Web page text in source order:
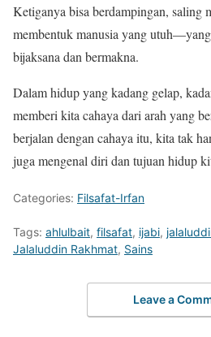
Ketiganya bisa berdampingan, saling
membentuk manusia yang
bijaksana dan bermakna.
Dalam hidup yang kadang gelap,
memberi kita cahaya dari arah yang
berjalan dengan cahaya itu, kita tak
juga mengenal diri dan tujuan hidup
Categories: Filsafat-Irfan
Tags: ahlulbait, filsafat, ijabi,
Jalaluddin Rakhmat, Sains
Leave a